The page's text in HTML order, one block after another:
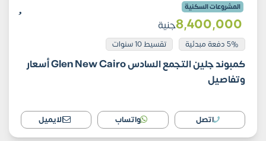
المشروعات السكنية
8٬400٬000جنية
5% دفعة مبدئية تقسيط 10 سنوات
كمبوند جلين التجمع السادس Glen New Cairo أسعار
وتفاصيل
اتصل واتساب الايميل